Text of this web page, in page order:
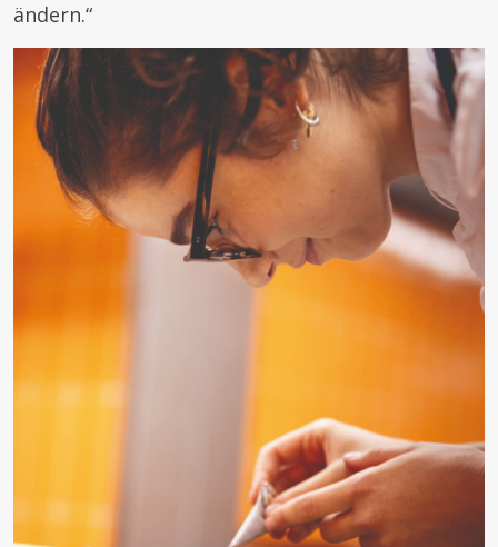
ändern.“